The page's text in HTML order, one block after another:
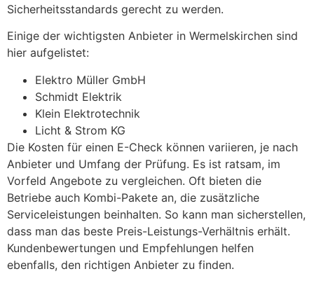
Sicherheitsstandards gerecht zu werden.
Einige der wichtigsten Anbieter in Wermelskirchen sind
hier aufgelistet:
Elektro Müller GmbH
Schmidt Elektrik
Klein Elektrotechnik
Licht & Strom KG
Die Kosten für einen E-Check können variieren, je nach
Anbieter und Umfang der Prüfung. Es ist ratsam, im
Vorfeld Angebote zu vergleichen. Oft bieten die
Betriebe auch Kombi-Pakete an, die zusätzliche
Serviceleistungen beinhalten. So kann man sicherstellen,
dass man das beste Preis-Leistungs-Verhältnis erhält.
Kundenbewertungen und Empfehlungen helfen
ebenfalls, den richtigen Anbieter zu finden.